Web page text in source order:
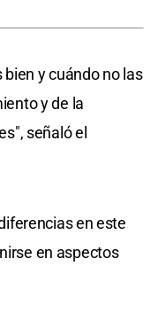
y cuándo no las
y de la
señaló el
en este
en aspectos